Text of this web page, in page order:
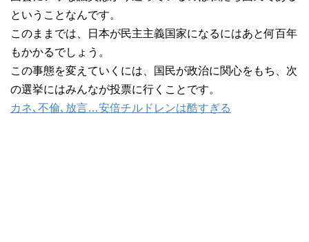
ということなんです。
このままでは、日本が民主主義国家になるにはあと何百年
もかかるでしょう。
この事態を変えていくには、国民が政治に関心をもち、次
の選挙にはみんなが投票に行くことです。
カネ､不倫､放言…安倍チルドレンは酷すぎる